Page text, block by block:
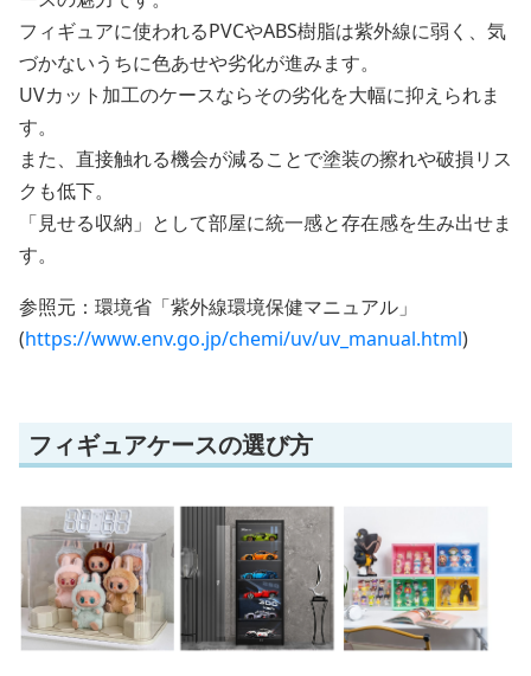
フィギュアに使われるPVCやABS樹脂は紫外線に弱く、気
づかないうちに色あせや劣化が進みます。
UVカット加工のケースならその劣化を大幅に抑えられま
す。
また、直接触れる機会が減ることで塗装の擦れや破損リス
クも低下。
「見せる収納」として部屋に統一感と存在感を生み出せま
す。
参照元：環境省「紫外線環境保健マニュアル」
(https://www.env.go.jp/chemi/uv/uv_manual.html)
フィギュアケースの選び方